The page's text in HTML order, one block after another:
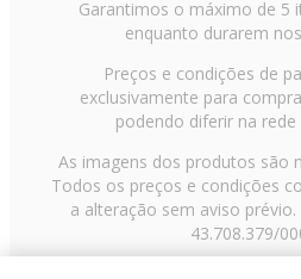
Garantimos o máximo de 5
enquanto durarem
Preços e condições de
exclusivamente para
podendo diferir na
As imagens dos produtos são
Todos os preços e condições
a alteração sem aviso prévio.
43.708.379/